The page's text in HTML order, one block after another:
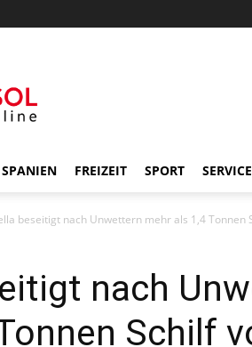
SPANIEN FREIZEIT SPORT SERVICE
beseitigt nach Unwettern mehr als 1,4 Tonnen
nach
Schilf